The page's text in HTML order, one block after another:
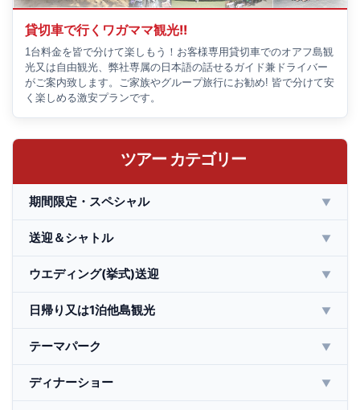
貸切車で行くワガママ観光!!
1台料金を皆で分けて楽しもう！お客様専用貸切車でのオアフ島観
光又は自由観光、弊社専属の日本語の話せるガイド兼ドライバー
がご案内致します。ご家族やグループ旅行にお勧め! 皆で分けて安
く楽しめる激安プランです。
ツアー カテゴリー
期間限定・スペシャル ▼
送迎＆シャトル ▼
ウエディング(挙式)送迎 ▼
日帰り又は1泊他島観光 ▼
テーマパーク ▼
ディナーショー ▼